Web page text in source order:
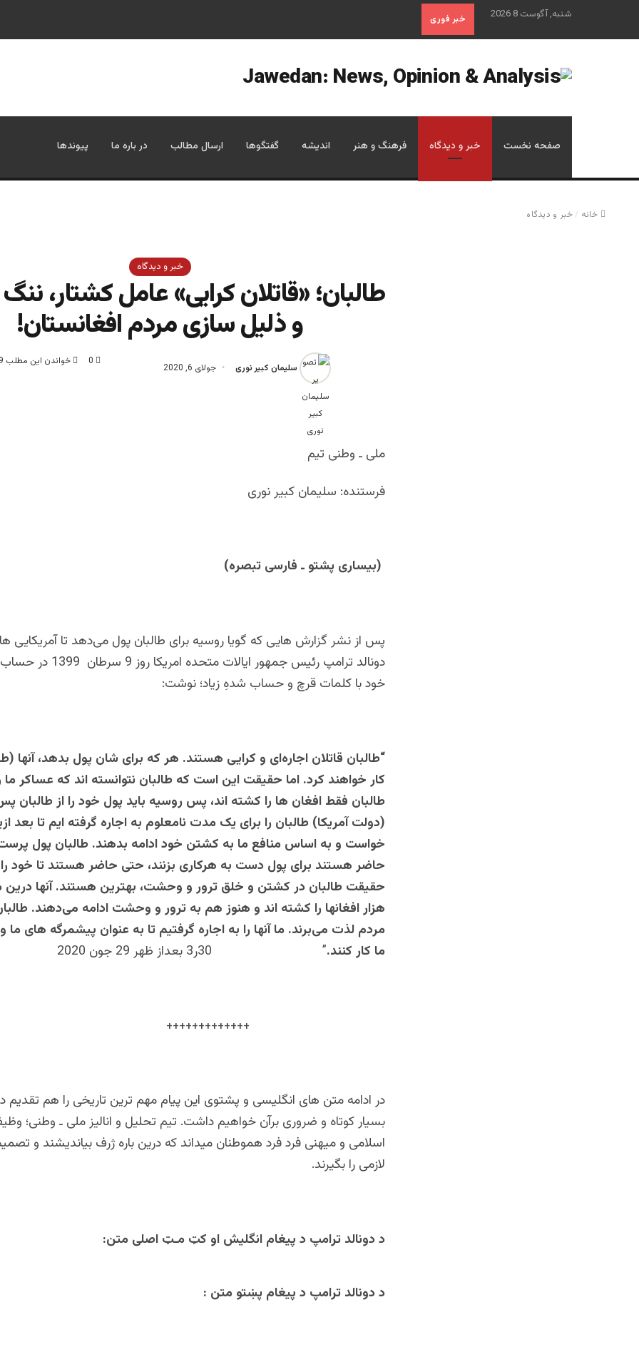
شنبه, آگوست 8 2026 خبر فوری
صفحه نخست خبر و دیدگاه فرهنگ و هنر اندیشه گفتگوها ارسال مطالب در باره ما پیوندها
خانه /خبر و دیدگاه
خبر و دیدگاه
طالبان؛ «قاتلان کرایی» عامل کشتار،
و ذلیل سازی مردم افغانستان!
سلیمان کبیر نوری جولای 6, 2020
0 خواندن این مطلب 9 دقیقه زمان میبرد
ملی ـ وطنی تیم
فرستنده: سلیمان کبیر نوری
(بیساری پشتو ـ فارسی تبصره)
پس از نشر گزارش هایی که گویا روسیه برای طالبان پول می‌دهد تا آمریکایی
دونالد ترامپ رئیس جمهور ایالات
خود با کلمات قرچ و حساب شدهِ زیاد؛ نوشت:
“طالبان قاتلان اجاره‌ای و کرایی هستند. هر که برای شان پول بدهد، آنها
کار خواهند کرد. اما حقیقت این است که طالبان نتوانسته اند که عساکر ما
طالبان فقط افغان ها را کشته ‌اند، پس روسیه باید پول خود را از طالبان
(دولت آمریکا) طالبان را برای یک مدت نامعلوم به اجاره گرفته‌ ایم تا بعد
خواست و به اساس منافع ما به کشتن خود ادامه بدهند. طالبان پول
حاضر هستند برای پول دست به هرکاری بزنند، حتی حاضر هستند تا خود
حقیقت طالبان در کشتن و خلق ترور و وحشت، بهترین هستند. آنها
هزار افغانها را کشته‌ اند و هنوز هم به ترور و وحشت ادامه می‌دهند.
مردم لذت می‌برند. ما آنها را به اجاره گرفتیم تا به عنوان پیشمرگه های ما
ما کار کنند.” 30ر3 بعداز ظهر 29 جون 2020
+++++++++++++
در ادامه متن های انگلیسی و پشتوی این پیام مهم ترین تاریخی را هم تقدیم
بسیار کوتاه و ضروری برآن خواهیم داشت. تیم تحلیل و انالیز ملی ـ وطنی؛
اسلامی و میهنی فرد فرد هموطنان میداند که درین باره ژرف بیاندیشند و
لازمی را بگیرند.
د دونالد ترامپ د پیغام انگلیش او کټ مـټ اصلی متن:
د دونالد ترامپ د پیغام پښتو متن :